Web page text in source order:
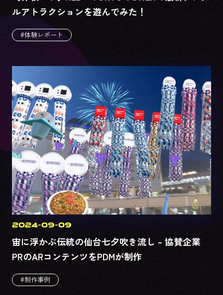
ルアトラクションを遊んでみた！
#体験レポート
2024-09-09
宙に浮かぶ伝統の仙台七夕吹き流し – 協賛企業
PRのARコンテンツをPDMが制作
#制作事例